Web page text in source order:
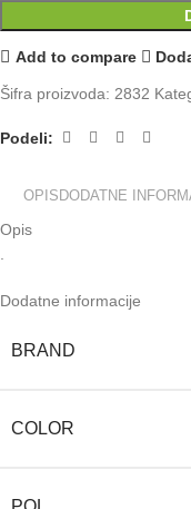
Add to compare
Šifra proizvoda: 2832
Podeli:
OPIS DODATNE
Opis
.
Dodatne informacije
BRAND
COLOR